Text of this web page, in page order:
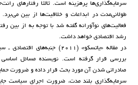
سرمایه‌گذاری‌ها پرهزینه است. ثالثا رفتارهای
طولانی‌مدت در ابداعات و خلاقیت‌ها از بین
فعالیت‌های نوآورانه گفته شد با توجه به از بین
رشد اقتصادی خواهد داشت.
در مقاله «یاتسکو» (2011)
بررسی قرار گرفته است. نویسنده مسائل
صادراتی شدن آن مورد بحث قرار داده و ضرورت
سرمایه‌گذاری بلند مدت، ضرورت اجرای سیاست